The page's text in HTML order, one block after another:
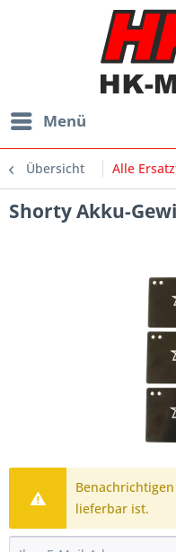
Menü
Übersicht Alle
Shorty Akku-
lieferbar ist.